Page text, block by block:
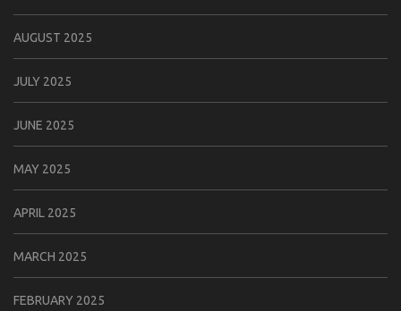
AUGUST 2025
JULY 2025
JUNE 2025
MAY 2025
APRIL 2025
MARCH 2025
FEBRUARY 2025